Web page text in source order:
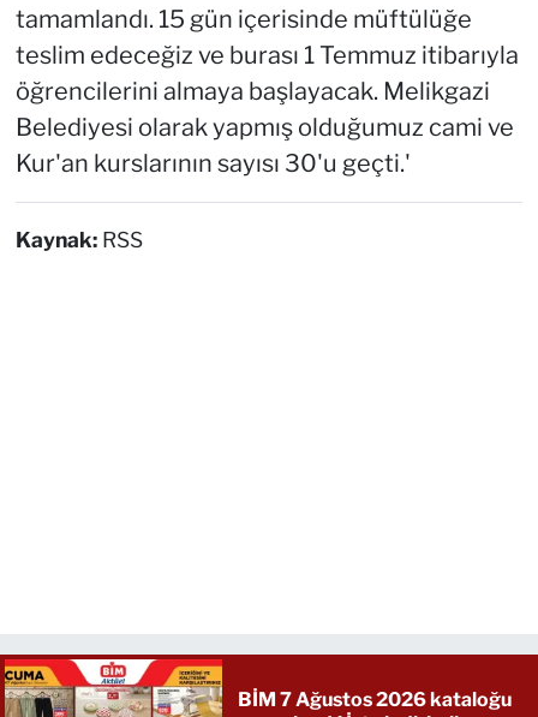
tamamlandı. 15 gün içerisinde müftülüğe
teslim edeceğiz ve burası 1 Temmuz itibarıyla
öğrencilerini almaya başlayacak. Melikgazi
Belediyesi olarak yapmış olduğumuz cami ve
Kur'an kurslarının sayısı 30'u geçti.'
Kaynak: RSS
BİM 7 Ağustos 2026 kataloğu